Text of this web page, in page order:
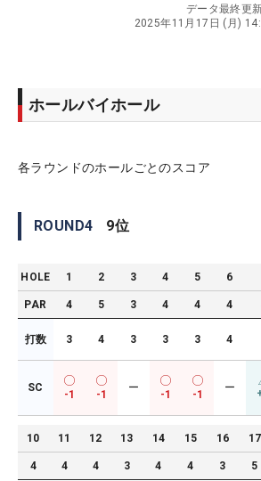
データ最終更
2025年11月17日 (月)
ホールバイホール
各ラウンドのホールごとのスコア
ROUND4 9位
HOLE 1 2 3 4 5 6
PAR 4 5 3 4 4 4
打数 3 4 3 3 3 4
SC
-1 -1
ー
-1 -1
ー
10 11 12 13 14 15 16 17
4 4 4 3 4 4 3 5